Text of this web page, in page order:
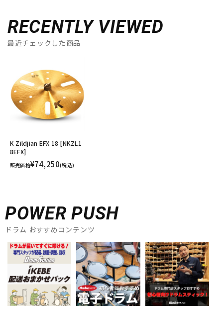
RECENTLY VIEWED
最近チェックした商品
K Zildjian EFX 18 [NKZL1
8EFX]
販売価格¥74,250(税込)
POWER PUSH
ドラム おすすめコンテンツ